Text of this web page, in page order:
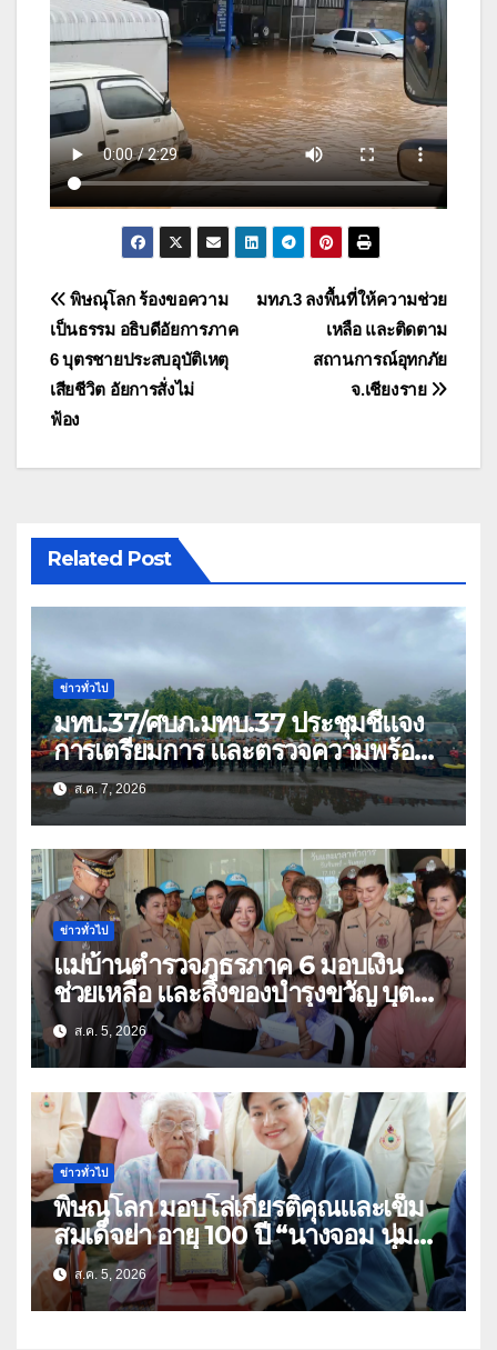
แนะแนว
เรื่อง
มทภ.3 ลงพื้นที่ให้ความช่วย
เหลือ และติดตาม
สถานการณ์อุทกภัย
จ.เชียงราย
พิษณุโลก ร้องขอความ
เป็นธรรม อธิบดีอัยการภาค
6 บุตรชายประสบอุบัติเหตุ
เสียชีวิต อัยการสั่งไม่
ฟ้อง
Related Post
ข่าวทั่วไป
มทบ.37/ศบภ.มทบ.37 ประชุมชี้แจง
การเตรียมการ และตรวจความพร้อม
ด้านการบรรเทาสาธารณภัย
ส.ค. 7, 2026
ข่าวทั่วไป
แม่บ้านตำรวจภูธรภาค 6 มอบเงิน
ช่วยเหลือ และสิ่งของบำรุงขวัญ บุตร-
ธิดา ข้าราชการตำรวจจังหวัด
อุทัยธานี
ส.ค. 5, 2026
ข่าวทั่วไป
พิษณุโลก มอบโล่เกียรติคุณและเข็ม
สมเด็จย่า อายุ 100 ปี “นางจอม นุ่ม
เนตร” ตำบลบ้านกร่าง อำเภอเมือง
ส.ค. 5, 2026